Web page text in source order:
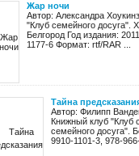
Жар ночи
Автор: Александра
"Клуб семейного досуга".
Белгород Год издания:
1177-6 Формат: rtf/RAR ...
Тайна
Автор: Филипп
Книжный клуб "Клуб
семейного досуга".
9910-1101-3, 978-